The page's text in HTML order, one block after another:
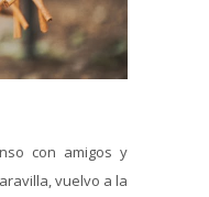
con amigos y
vuelvo a la